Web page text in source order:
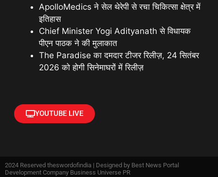
ApolloMedics ने सेल थेरेपी से रचा चिकित्सा क्षेत्र में
इतिहास
Chief Minister Yogi Adityanath से विधायक
पीएन पाठक ने की मुलाकात
The Paradise का दमदार टीजर रिलीज़, 24 सितंबर
2026 को होगी सिनेमाघरों में रिलीज़
YOUTUBE LIVE
2024 Reserved theswordofindia | Designed by Best News Portal
Development Company Business Universe PR